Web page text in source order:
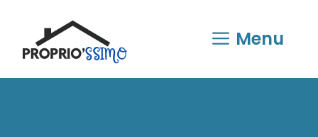
contenu
Menu